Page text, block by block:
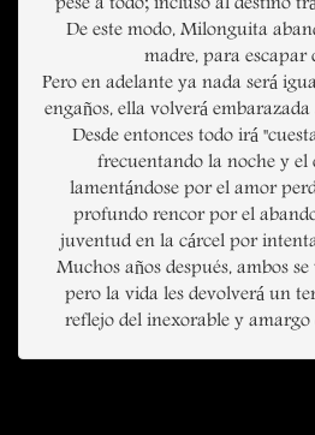
pese a todo; incluso al destino
De este modo, Milonguita
madre, para escapar
Pero en adelante ya nada será
engaños, ella volverá
Desde entonces todo irá
frecuentando la noche y el
lamentándose por el amor
profundo rencor por el
juventud en la cárcel por
Muchos años después, ambos
pero la vida les devolverá un
reflejo del inexorable y amargo